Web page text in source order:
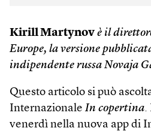
Kirill Martynov è il
Europe, la versione
indipendente russa Novaja
Questo articolo si può
Internazionale In copertina.
venerdì nella nuova app di